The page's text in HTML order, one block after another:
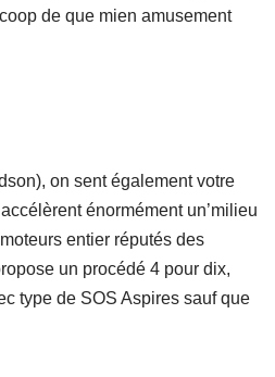
de que mien amusement
on sent également votre
énormément un’milieu
entier réputés des
un procédé 4 pour dix,
type de SOS Aspires sauf que